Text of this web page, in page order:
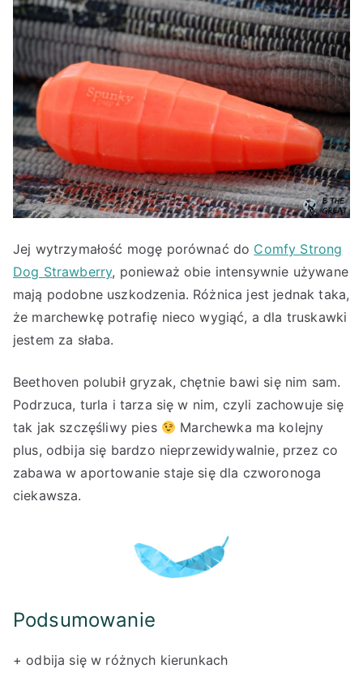
Jej wytrzymałość mogę porównać do Comfy Strong
Dog Strawberry, ponieważ obie intensywnie używane
mają podobne uszkodzenia. Różnica jest jednak taka,
że marchewkę potrafię nieco wygiąć, a dla truskawki
jestem za słaba.
Beethoven polubił gryzak, chętnie bawi się nim sam.
Podrzuca, turla i tarza się w nim, czyli zachowuje się
tak jak szczęśliwy pies
Marchewka ma kolejny
plus, odbija się bardzo nieprzewidywalnie, przez co
zabawa w aportowanie staje się dla czworonoga
ciekawsza.
Podsumowanie
+ odbija się w różnych kierunkach